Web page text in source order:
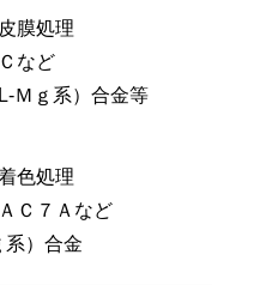
膜処理
など
Ｍｇ系）合金等
色処理
Ｃ７Ａなど
系）合金